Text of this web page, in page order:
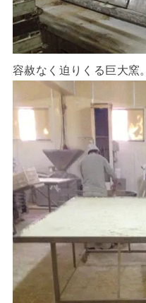
容赦なく迫りくる巨大窯。